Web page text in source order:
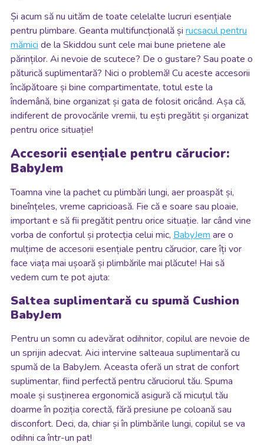
Și acum să nu uităm de toate celelalte lucruri esențiale
pentru plimbare. Geanta multifuncțională și rucsacul pentru
mămici de la Skiddou sunt cele mai bune prietene ale
părinților. Ai nevoie de scutece? De o gustare? Sau poate o
păturică suplimentară? Nici o problemă! Cu aceste accesorii
încăpătoare și bine compartimentate, totul este la
îndemână, bine organizat și gata de folosit oricând. Așa că,
indiferent de provocările vremii, tu ești pregătit și organizat
pentru orice situație!
Accesorii esențiale pentru cărucior:
BabyJem
Toamna vine la pachet cu plimbări lungi, aer proaspăt și,
bineînțeles, vreme capricioasă. Fie că e soare sau ploaie,
important e să fii pregătit pentru orice situație. Iar când vine
vorba de confortul și protecția celui mic, BabyJem are o
mulțime de accesorii esențiale pentru cărucior, care îți vor
face viața mai ușoară și plimbările mai plăcute! Hai să
vedem cum te pot ajuta:
Saltea suplimentară cu spumă Cushion
BabyJem
Pentru un somn cu adevărat odihnitor, copilul are nevoie de
un sprijin adecvat. Aici intervine salteaua suplimentară cu
spumă de la BabyJem. Aceasta oferă un strat de confort
suplimentar, fiind perfectă pentru căruciorul tău. Spuma
moale și susținerea ergonomică asigură că micuțul tău
doarme în poziția corectă, fără presiune pe coloană sau
disconfort. Deci, da, chiar și în plimbările lungi, copilul se va
odihni ca într-un pat!